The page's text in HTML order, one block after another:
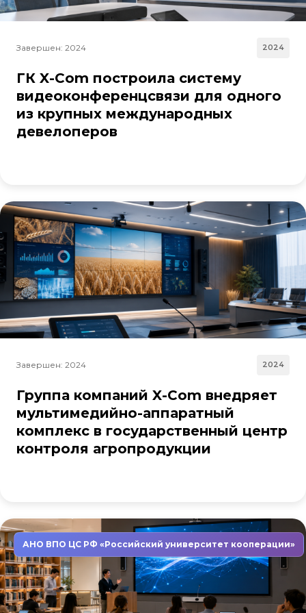
Завершен: 2024 2024
ГК X-Com построила систему
видеоконференцсвязи для одного
из крупных международных
девелоперов
Завершен: 2024 2024
Группа компаний X-Com внедряет
мультимедийно-аппаратный
комплекс в государственный центр
контроля агропродукции
АНО ВПО ЦС РФ «Российский университет кооперации»